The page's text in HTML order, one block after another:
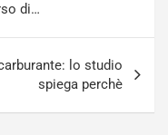
di…
lo studio
spiega perchè